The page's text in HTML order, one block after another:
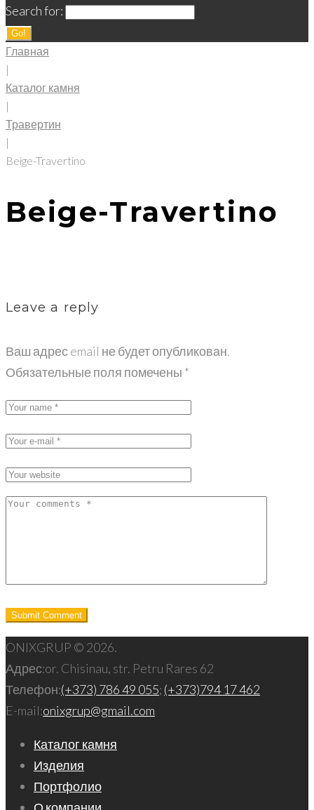
Search for:
Go!
Главная
|
Каталог камня
|
Травертин
|
Beige-Travertino
Beige-Travertino
Leave a reply
Ваш адрес email не будет опубликован.
Обязательные поля помечены *
ONIXGRUP © 2026.
Адрес:or. Chisinau, str. Petru Rares 62
Телефон:(+373) 786 49 055; (+373)794 17 462
E-mail:onixgrup@gmail.com
Каталог камня
Изделия
Портфолио